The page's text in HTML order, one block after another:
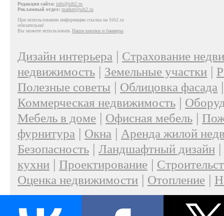
Редакция сайта: info@sib2.ru
Рекламный отдел: market@sib2.ru
При использовании информации ссылка на Sib2.ru
обязательна!
Вы можете использовать Наши кнопки и баннеры
Дизайн интерьера | Страхование
недвижимость | Земельные участки |
Полезные советы | Облицовка фасада
Коммерческая недвижимость |
Мебель в доме | Офисная мебель |
фурнитура | Окна | Аренда жилой
Безопасность | Ландшафтный дизайн |
кухни | Проектирование |
Оценка недвижимости | Отопление |
О проекте|